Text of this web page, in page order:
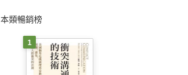
本類暢銷榜
1